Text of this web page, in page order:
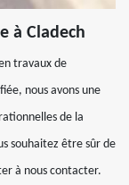
à Cladech
travaux de
nous avons une
de la
souhaitez être sûr de
à nous contacter.